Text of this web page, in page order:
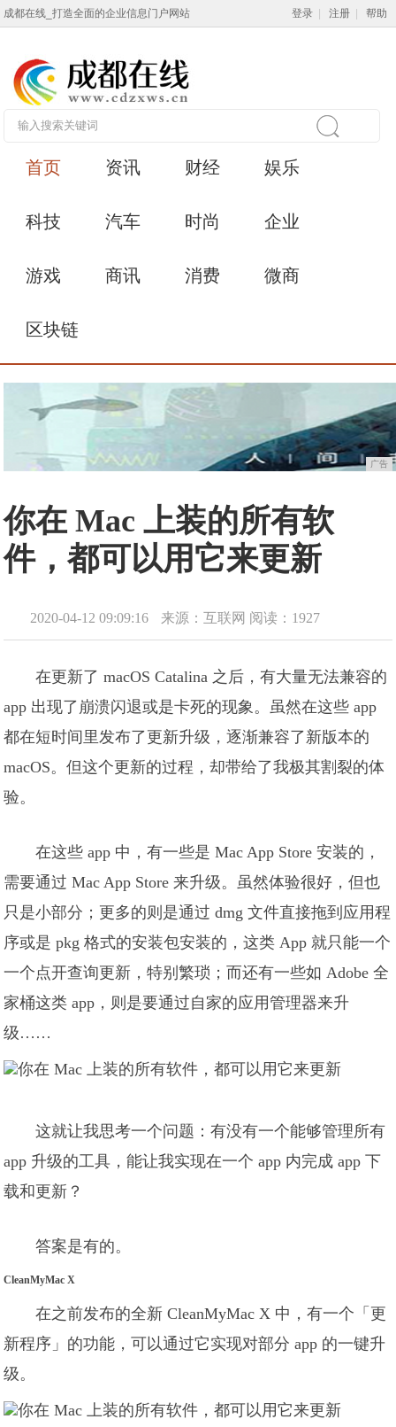
成都在线_打造全面的企业信息门户网站 登录 注册 帮助
首页 资讯 财经 娱乐
科技 汽车 时尚 企业
游戏 商讯 消费 微商
区块链
广告
你在 Mac 上装的所有软
件，都可以用它来更新
2020-04-12 09:09:16 来源：互联网 阅读：1927
在更新了 macOS Catalina 之后，有大量无法兼容的
app 出现了崩溃闪退或是卡死的现象。虽然在这些 app
都在短时间里发布了更新升级，逐渐兼容了新版本的
macOS。但这个更新的过程，却带给了我极其割裂的体
验。
在这些 app 中，有一些是 Mac App Store 安装的，
需要通过 Mac App Store 来升级。虽然体验很好，但也
只是小部分；更多的则是通过 dmg 文件直接拖到应用程
序或是 pkg 格式的安装包安装的，这类 App 就只能一个
一个点开查询更新，特别繁琐；而还有一些如 Adobe 全
家桶这类 app，则是要通过自家的应用管理器来升
级……
这就让我思考一个问题：有没有一个能够管理所有
app 升级的工具，能让我实现在一个 app 内完成 app 下
载和更新？
答案是有的。
CleanMyMac X
在之前发布的全新 CleanMyMac X 中，有一个「更
新程序」的功能，可以通过它实现对部分 app 的一键升
级。